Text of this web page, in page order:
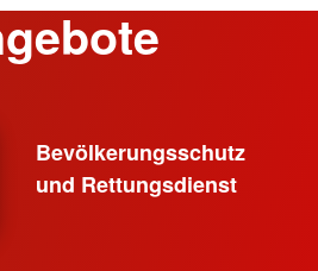
Bevölkerungsschutz
und Rettungsdienst